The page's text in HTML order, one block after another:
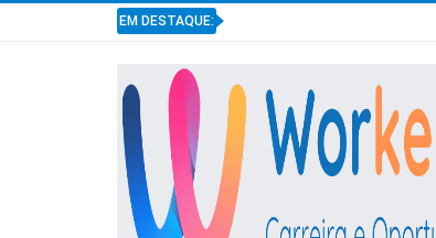
EM DESTAQUE: